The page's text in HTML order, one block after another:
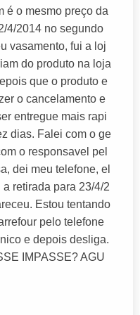
é o mesmo preço da
4/2014 no segundo
vasamento, fui a loj
do produto na loja
que o produto e
o cancelamento e
entregue mais rapi
dias. Falei com o ge
o responsavel pel
dei meu telefone, el
retirada para 23/4/2
Estou tentando
pelo telefone
e depois desliga.
IMPASSE? AGU